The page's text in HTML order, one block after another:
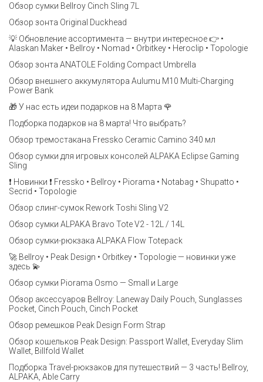
Обзор сумки Bellroy Cinch Sling 7L
Обзор зонта Original Duckhead
💡 Обновление ассортимента — внутри интересное 👉 •
Alaskan Maker • Bellroy • Nomad • Orbitkey • Heroclip • Topologie
Обзор зонта ANATOLE Folding Compact Umbrella
Обзор внешнего аккумулятора Aulumu M10 Multi-Charging
Power Bank
🎁 У нас есть идеи подарков на 8 Марта 🌹
Подборка подарков на 8 марта! Что выбрать?
Обзор тремостакана Fressko Ceramic Camino 340 мл
Обзор сумки для игровых консолей ALPAKA Eclipse Gaming
Sling
❗️ Новинки ❗️ Fressko • Bellroy • Piorama • Notabag • Shupatto •
Secrid • Topologie
Обзор слинг-сумок Rework Toshi Sling V2
Обзор сумки ALPAKA Bravo Tote V2 - 12L / 14L
Обзор сумки-рюкзака ALPAKA Flow Totepack
🚀 Bellroy • Peak Design • Orbitkey • Topologie — новинки уже
здесь 💫
Обзор сумки Piorama Osmo — Small и Large
Обзор аксессуаров Bellroy: Laneway Daily Pouch, Sunglasses
Pocket, Cinch Pouch, Cinch Pocket
Обзор ремешков Peak Design Form Strap
Обзор кошельков Peak Design: Passport Wallet, Everyday Slim
Wallet, Billfold Wallet
Подборка Travel-рюкзаков для путешествий — 3 часть! Bellroy,
ALPAKA, Able Carry